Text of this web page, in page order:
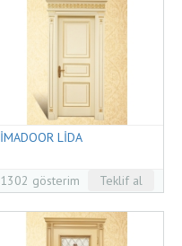
İMADOOR LİDA
1302 gösterim Teklif al